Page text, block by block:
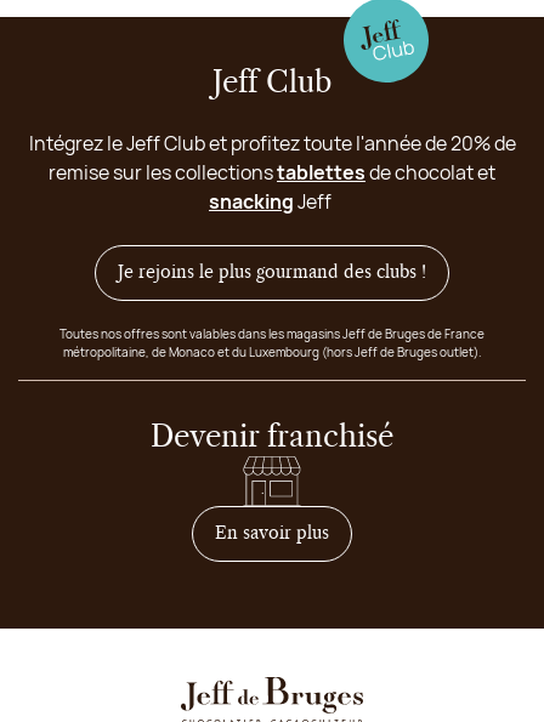
Jeff Club
Intégrez le Jeff Club et profitez toute l'année de 20% de
remise sur les collectionstablettesde chocolat et
snackingJeff
Je rejoins le plus gourmand des clubs !
Toutes nos offres sont valables dans les magasins Jeff de Bruges de France
métropolitaine, de Monaco et du Luxembourg (hors Jeff de Bruges outlet).
Devenir franchisé
En savoir plussur comment devenir